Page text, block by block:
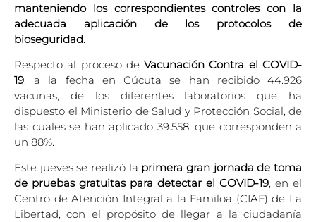
manteniendo los correspondientes controles con la
adecuada aplicación de los protocolos de
bioseguridad.
Respecto al proceso deVacunación Contra el COVID-
19, a la fecha en Cúcuta se han recibido 44.926
vacunas, de los diferentes laboratorios que ha
dispuesto el Ministerio de Salud y Protección Social, de
las cuales se han aplicado 39.558, que corresponden a
un 88%.
Este jueves se realizó la primera gran jornada de toma
de pruebas gratuitas para detectar el COVID-19, en el
Centro de Atención Integral a la Familoa (CIAF) de La
Libertad, con el propósito de llegar a la ciudadanía